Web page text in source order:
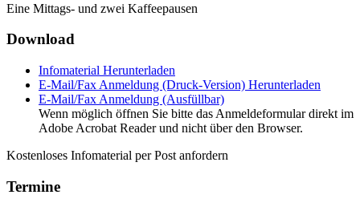
Eine Mittags- und zwei Kaffeepausen
Download
Infomaterial Herunterladen
E-Mail/Fax Anmeldung (Druck-Version) Herunterladen
E-Mail/Fax Anmeldung (Ausfüllbar)
Wenn möglich öffnen Sie bitte das Anmeldeformular direkt im
Adobe Acrobat Reader und nicht über den Browser.
Kostenloses Infomaterial per Post anfordern
Termine